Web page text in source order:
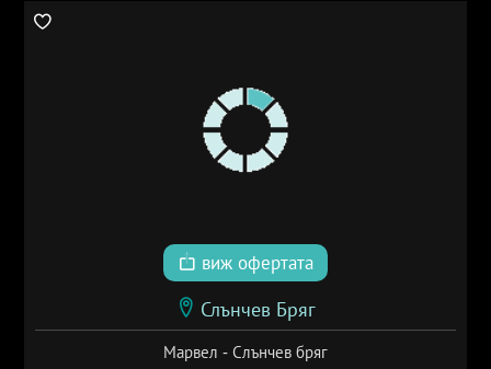
виж офертата
Слънчев Бряг
Марвел - Слънчев бряг